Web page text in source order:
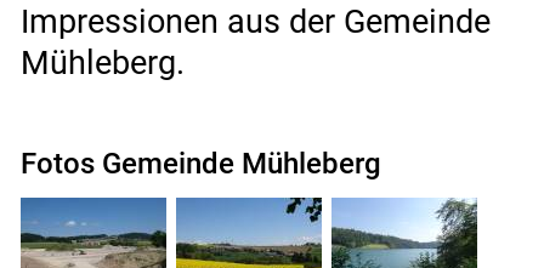
Partnergemeinde
Fotos
Soziales
Aktuelles
Impressionen aus der Gemeinde
Mühleberg.
Fotos Gemeinde Mühleberg